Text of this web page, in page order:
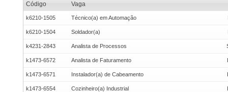
Código Vaga
k6210-1505 Técnico(a) em Automação
k6210-1504 Soldador(a)
k4231-2843 Analista de Processos
k1473-6572 Analista de Faturamento
k1473-6571 Instalador(a) de Cabeamento
k1473-6554 Cozinheiro(a) Industrial